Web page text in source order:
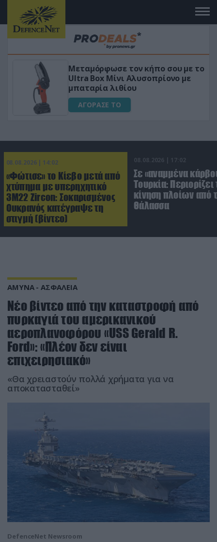
«Μαγική» φόρμουλα τριβόλι + VIP
για αύξηση της λίμπιντο
ΑΓΟΡΑΣΕ ΤΟ
08.08.2026 | 14:02
«Φώτισε» το Κίεβο μετά από
χτύπημα με υπερηχητικό
3M22 Zircon: Σοκαρισμένος
Ουκρανός κατέγραψε τη
στιγμή (βίντεο)
08.08.2026 | 17:02
Σε «αναμμένα
Τουρκία: Περιορίζει
κίνηση πλοίων από
Θάλασσα
ΑΜΥΝΑ - ΑΣΦΑΛΕΙΑ
Νέο βίντεο από την καταστροφή από
πυρκαγιά του αμερικανικού
αεροπλανοφόρου «USS Gerald R.
Ford»: «Πλέον δεν είναι
επιχειρησιακό»
«Θα χρειαστούν πολλά χρήματα για να
αποκατασταθεί»
DefenceNet Newsroom